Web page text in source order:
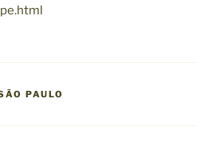
PAULO